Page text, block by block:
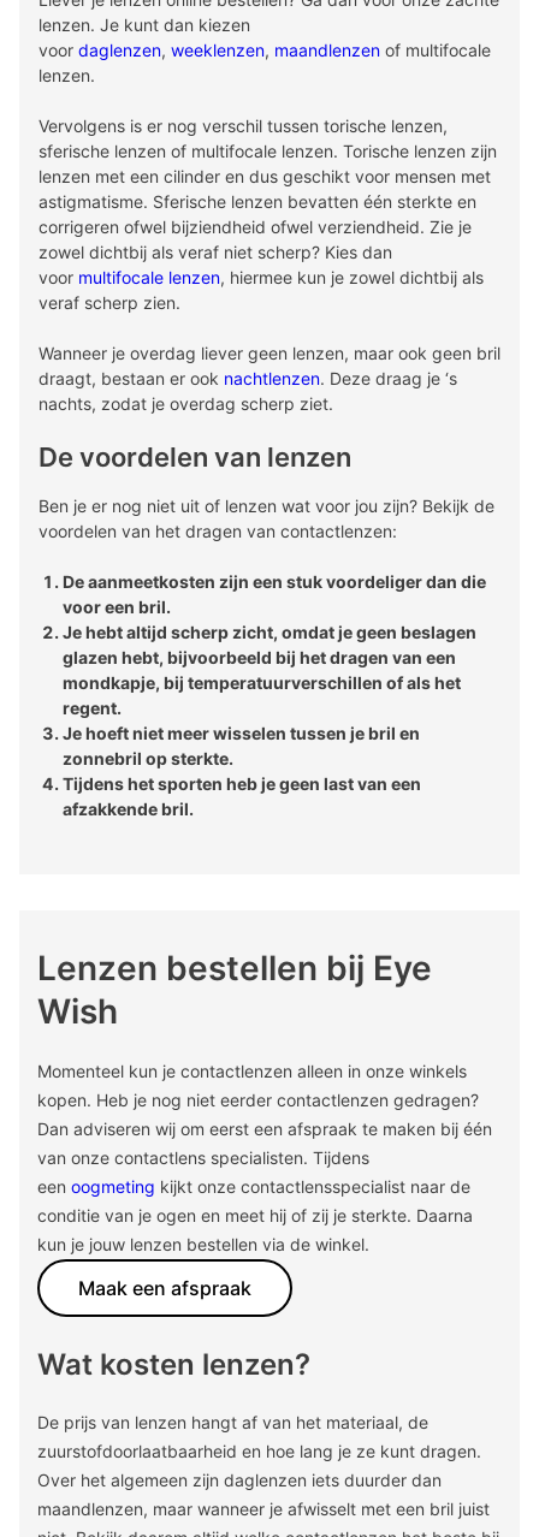
lenzen. Je kunt dan kiezen
voor daglenzen, weeklenzen, maandlenzen of multifocale
lenzen.
Vervolgens is er nog verschil tussen torische lenzen,
sferische lenzen of multifocale lenzen. Torische lenzen zijn
lenzen met een cilinder en dus geschikt voor mensen met
astigmatisme. Sferische lenzen bevatten één sterkte en
corrigeren ofwel bijziendheid ofwel verziendheid. Zie je
zowel dichtbij als veraf niet scherp? Kies dan
voor multifocale lenzen, hiermee kun je zowel dichtbij als
veraf scherp zien.
Wanneer je overdag liever geen lenzen, maar ook geen bril
draagt, bestaan er ook nachtlenzen. Deze draag je ‘s
nachts, zodat je overdag scherp ziet.
De voordelen van lenzen
Ben je er nog niet uit of lenzen wat voor jou zijn? Bekijk de
voordelen van het dragen van contactlenzen:
De aanmeetkosten zijn een stuk voordeliger dan die
voor een bril.
Je hebt altijd scherp zicht, omdat je geen beslagen
glazen hebt, bijvoorbeeld bij het dragen van een
mondkapje, bij temperatuurverschillen of als het
regent.
Je hoeft niet meer wisselen tussen je bril en
zonnebril op sterkte.
Tijdens het sporten heb je geen last van een
afzakkende bril.
Lenzen bestellen bij Eye
Wish
Momenteel kun je contactlenzen alleen in onze winkels
kopen. Heb je nog niet eerder contactlenzen gedragen?
Dan adviseren wij om eerst een afspraak te maken bij één
van onze contactlens specialisten. Tijdens
een oogmeting kijkt onze contactlensspecialist naar de
conditie van je ogen en meet hij of zij je sterkte. Daarna
kun je jouw lenzen bestellen via de winkel.
Maak een afspraak
Wat kosten lenzen?
De prijs van lenzen hangt af van het materiaal, de
zuurstofdoorlaatbaarheid en hoe lang je ze kunt dragen.
Over het algemeen zijn daglenzen iets duurder dan
maandlenzen, maar wanneer je afwisselt met een bril juist